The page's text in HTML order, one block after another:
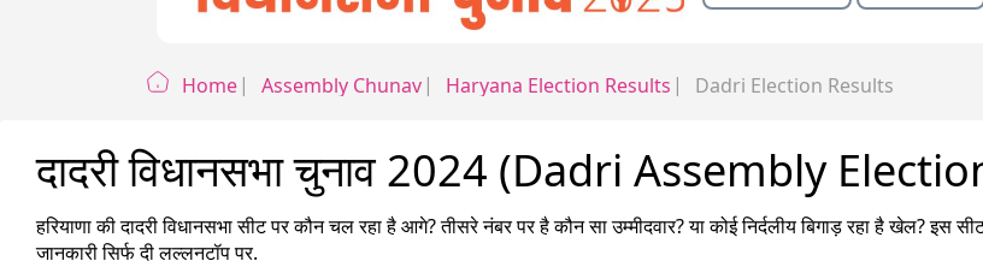
Home Assembly Chunav Haryana Election Results Dadri Election Results
दादरी विधानसभा चुनाव 2024 (Dadri Assembly
हरियाणाकीदादरीविधानसभा सीट पर कौन चल रहा है आगे? तीसरे नंबर पर है कौन सा उम्मीदवार? या कोई निर्दलीय बिगाड़ रहा है खेल?
जानकारी सिर्फ दी लल्लनटॉप पर.